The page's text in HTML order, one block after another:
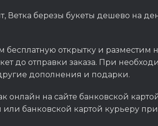
Ветка березы букеты дешево на
открытку и разместим
до отправки заказа. При
дополнения и подарки.
онлайн на сайте банковской
банковской картой курьеру